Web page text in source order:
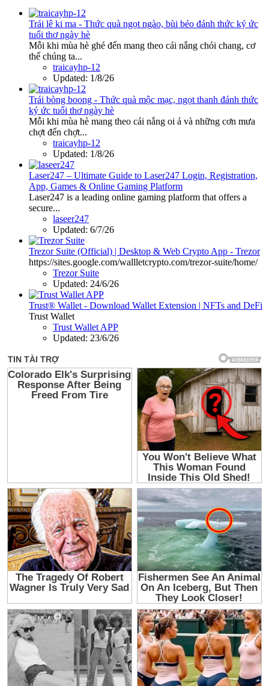
Trái lê ki ma - Thức quà ngọt ngào, bùi béo đánh thức ký ức
tuổi thơ ngày hè
Mỗi khi mùa hè ghé đến mang theo cái nắng chói chang, cơ
thể chúng ta...
traicayhp-12
Updated: 1/8/26
Trái bòng boong - Thức quà mộc mạc, ngọt thanh đánh thức
ký ức tuổi thơ ngày hè
Mỗi khi mùa hè mang theo cái nắng oi ả và những cơn mưa
chợt đến chợt...
traicayhp-12
Updated: 1/8/26
Laser247 – Ultimate Guide to Laser247 Login, Registration,
App, Games & Online Gaming Platform
Laser247 is a leading online gaming platform that offers a
secure...
laseer247
Updated: 6/7/26
Trezor Suite (Official) | Desktop & Web Crypto App - Trezor
https://sites.google.com/wallletcrypto.com/trezor-suite/home/
Trezor Suite
Updated: 24/6/26
Trust® Wallet - Download Wallet Extension | NFTs and DeFi
Trust Wallet
Trust Wallet APP
Updated: 23/6/26